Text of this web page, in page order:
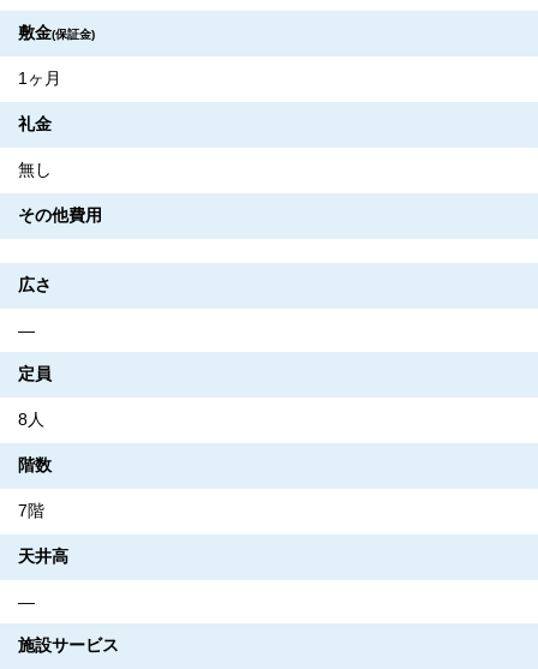
敷金(保証金)
1ヶ月
礼金
無し
その他費用
広さ
―
定員
8人
階数
7階
天井高
―
施設サービス